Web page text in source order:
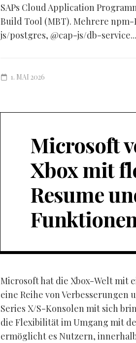
SAPs Cloud Application
Build Tool (MBT). Mehrere
js/postgres, @cap-js/db-service...
1. MAI 2026
Microsoft
Xbox mit
Resume
Microsoft hat die Xbox-Welt mit
eine Reihe von
Series X/S-Konsolen mit sich
die Flexibilität im Umgang mit
ermöglicht es Nutzern,